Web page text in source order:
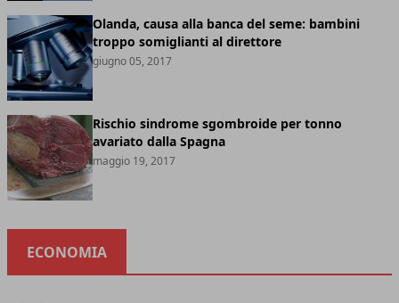
Olanda, causa alla banca del seme: bambini
troppo somiglianti al direttore
giugno 05, 2017
Rischio sindrome sgombroide per tonno
avariato dalla Spagna
maggio 19, 2017
ECONOMIA